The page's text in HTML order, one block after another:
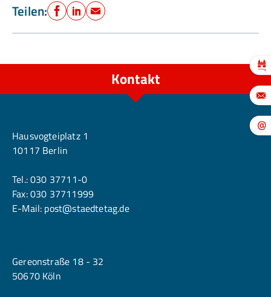
Teilen: Facebook
LinkedIn
E-Mail
Kontakt
Hausvogteiplatz 1
10117 Berlin
Tel.:030 37711-0
Fax: 030 37711999
E-Mail: post@staedtetag.de
Gereonstraße 18 - 32
50670 Köln